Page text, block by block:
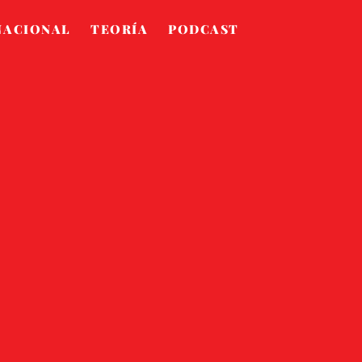
TEORÍA PODCAST